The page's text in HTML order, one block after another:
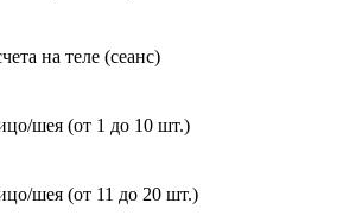
на теле (сеанс)
шея (от 1 до 10 шт.)
шея (от 11 до 20 шт.)